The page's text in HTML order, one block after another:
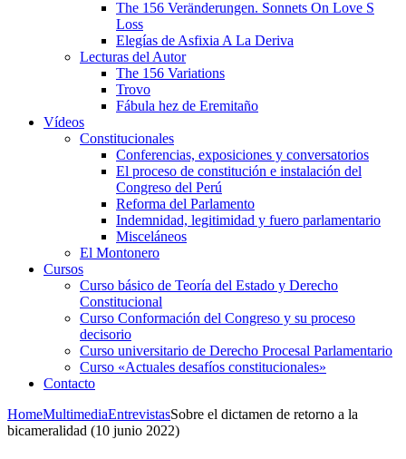
The 156 Veränderungen. Sonnets On Love S
Loss
Elegías de Asfixia A La Deriva
Lecturas del Autor
The 156 Variations
Trovo
Fábula hez de Eremitaño
Vídeos
Constitucionales
Conferencias, exposiciones y conversatorios
El proceso de constitución e instalación del
Congreso del Perú
Reforma del Parlamento
Indemnidad, legitimidad y fuero parlamentario
Misceláneos
El Montonero
Cursos
Curso básico de Teoría del Estado y Derecho
Constitucional
Curso Conformación del Congreso y su proceso
decisorio
Curso universitario de Derecho Procesal Parlamentario
Curso «Actuales desafíos constitucionales»
Contacto
HomeMultimediaEntrevistasSobre el dictamen de retorno a la
bicameralidad (10 junio 2022)